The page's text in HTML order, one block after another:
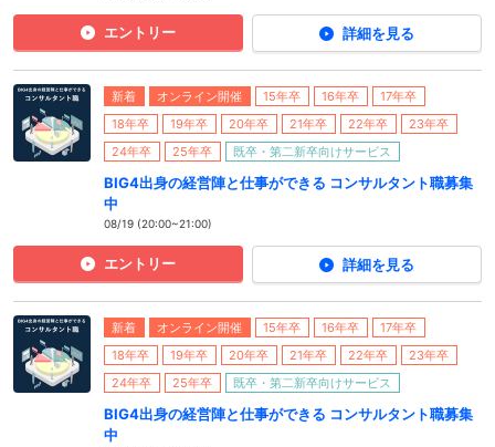
エントリー 詳細を見る
新着 オンライン開催 15年卒 16年卒
17年卒
18年卒
19年卒 20年卒 21年卒 22年卒
23年卒
24年卒
25年卒 既卒・第二新卒向けサービス
BIG4出身の経営陣と仕事ができる コンサルタント職募集
中
08/19 (20:00~21:00)
エントリー 詳細を見る
新着 オンライン開催 15年卒 16年卒
17年卒
18年卒
19年卒 20年卒 21年卒 22年卒
23年卒
24年卒
25年卒 既卒・第二新卒向けサービス
BIG4出身の経営陣と仕事ができる コンサルタント職募集
中